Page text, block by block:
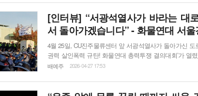
[인터뷰] “서광석열사가 바라는 대
서 돌아가겠습니다” - 화물연대 서
4월 25일, CU진주물류센터 앞 서광석열사가 돌아가신
권력 살인폭력 규탄! 화물연대 총력투쟁 결의대회’가 열
였다고 했는데, 실제 현장에서는 1만 명도 넘게 보였다.
지회 윤정욱 지회장을 만났다. 윤정욱 지회장은 “서광석
배예주 2026-04-27 17:53